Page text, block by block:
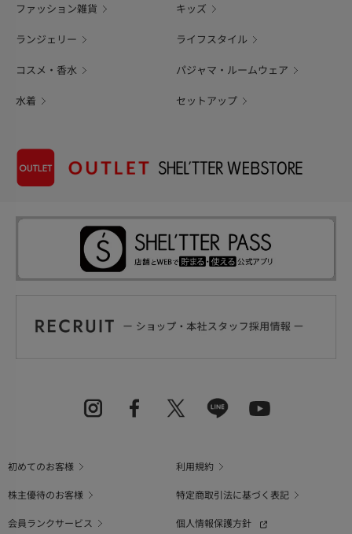
ファッション雑貨 キッズ
ランジェリー ライフスタイル
コスメ・香水 パジャマ・ルームウェア
水着 セットアップ
初めてのお客様
利用規約
株主優待のお客様
特定商取引法に基づく表記
会員ランクサービス
個人情報保護方針